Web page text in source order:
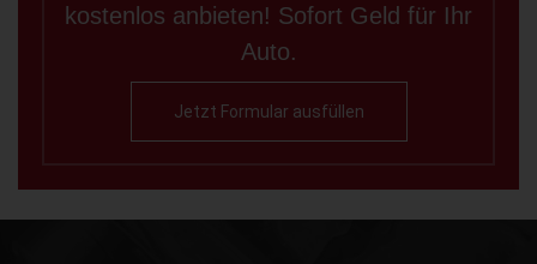
kostenlos anbieten! Sofort Geld für Ihr
Auto.
Jetzt Formular ausfüllen